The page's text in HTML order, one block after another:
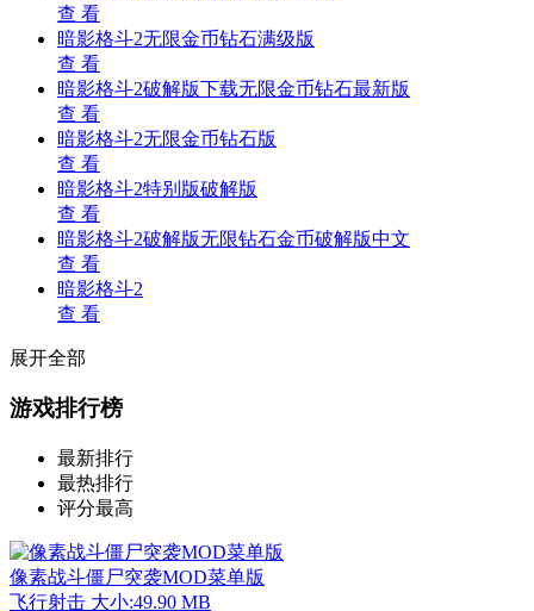
查 看
暗影格斗2无限金币钻石满级版
查 看
暗影格斗2破解版下载无限金币钻石最新版
查 看
暗影格斗2无限金币钻石版
查 看
暗影格斗2特别版破解版
查 看
暗影格斗2破解版无限钻石金币破解版中文
查 看
暗影格斗2
查 看
展开全部
游戏排行榜
最新排行
最热排行
评分最高
像素战斗僵尸突袭MOD菜单版
飞行射击 大小:49.90 MB